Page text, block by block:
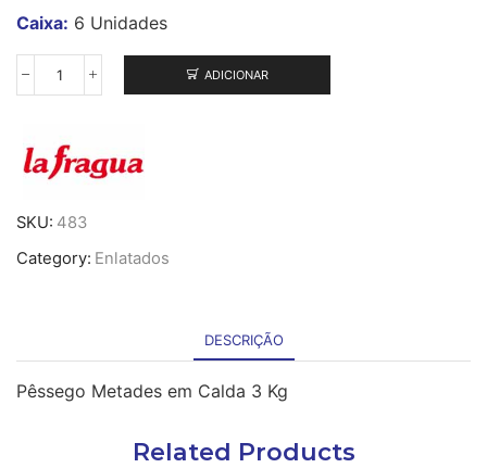
Caixa: 6 Unidades
Quantidade
3Kg
ADICIONAR
SKU: 483
Category: Enlatados
DESCRIÇÃO
Pêssego Metades em Calda 3 Kg
Related Products